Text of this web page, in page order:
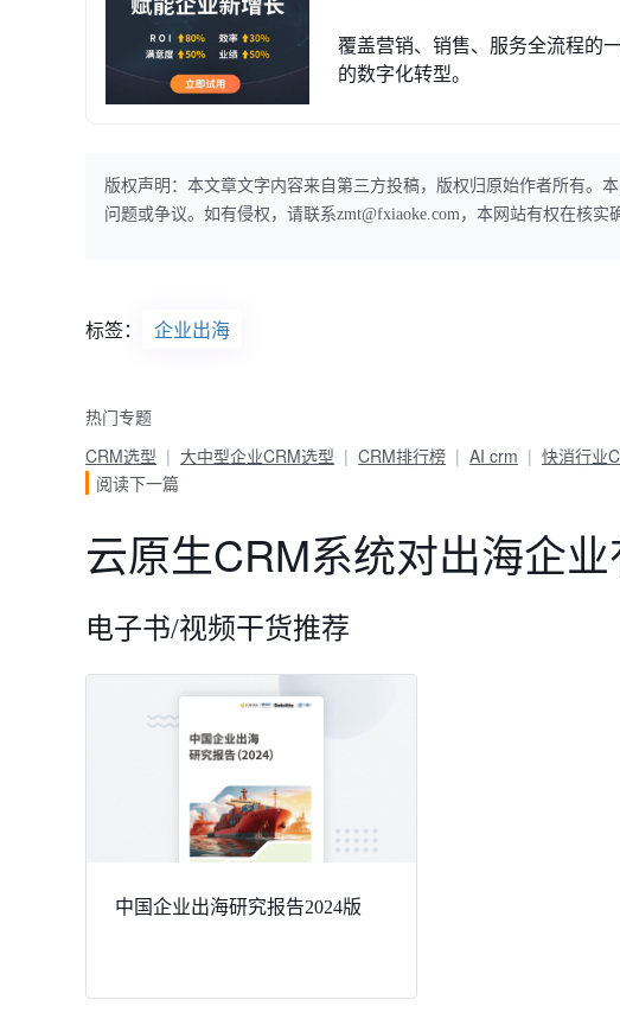
覆盖营销、销售、服务全流程的
的数字化转型。
版权声明：本文章文字内容来自第三方投稿，版权归原始作者所有。
问题或争议。如有侵权，请联系zmt@fxiaoke.com，本网站有权在核实
标签： 企业出海
热门专题
CRM选型
大中型企业CRM选型 CRM排行榜 AI crm 快消行业
阅读下一篇
云原生CRM系统对出海企
电子书/视频干货推荐
中国企业出海研究报告2024版